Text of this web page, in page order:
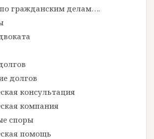
гражданским делам….
долгов
консультация
компания
споры
помощь